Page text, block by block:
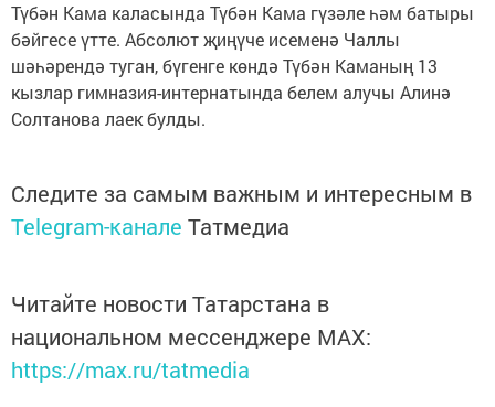
Түбән Кама каласында Түбән Кама гүзәле һәм батыры
бәйгесе үтте. Абсолют җиңүче исеменә Чаллы
шәһәрендә туган, бүгенге көндә Түбән Каманың 13
кызлар гимназия-интернатында белем алучы Алинә
Солтанова лаек булды.
Следите за самым важным и интересным в
Telegram-канале Татмедиа
Читайте новости Татарстана в
национальном мессенджере MАХ:
https://max.ru/tatmedia